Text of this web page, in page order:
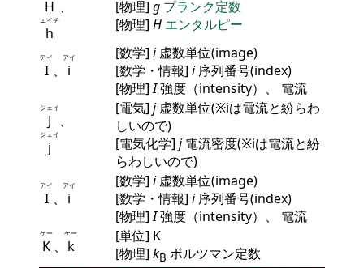
H 、
h
エイチ
[物理] g プランク定数
[物理] H エンタルピー
I
アイ
、 i
アイ [数学] i虚数単位(image)
[数学・情報] i序列番号(index)
[物理]I強度（intensity）、 電流
J
ジェイ
、
j
ジェイ
[電気] j虚数単位(※iは電流と紛らわ
しいので)
[電気化学] j電流密度(※iは電流と紛
らわしいので)
I
アイ
、 i
アイ [数学] i虚数単位(image)
[数学・情報] i序列番号(index)
[物理]I強度（intensity）、 電流
K
ケー
、 k
ケー
[単位] K
[物理] kB ボルツマン定数